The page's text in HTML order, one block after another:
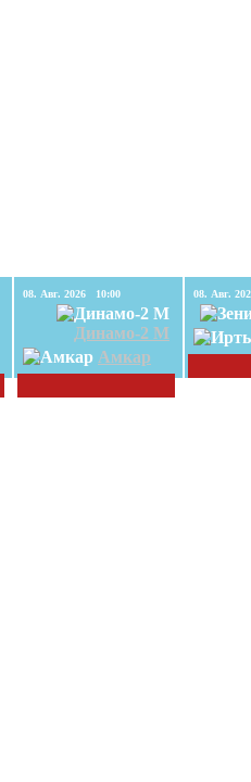
08. Авг. 2026 10:00
Динамо-2 М
Амкар